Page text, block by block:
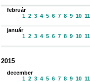
február
1 2 3 4 5 6 7 8 9 10 11
január
1 2 3 4 5 6 7 8 9 10 11
2015
december
1 2 3 4 5 6 7 8 9 10 11